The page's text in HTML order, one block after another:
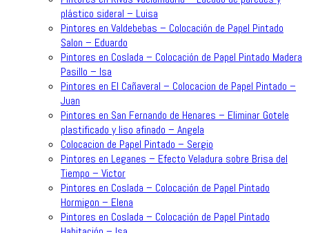
plástico sideral – Luisa
Pintores en Valdebebas – Colocación de Papel Pintado
Salon – Eduardo
Pintores en Coslada – Colocación de Papel Pintado Madera
Pasillo – Isa
Pintores en El Cañaveral – Colocacion de Papel Pintado –
Juan
Pintores en San Fernando de Henares – Eliminar Gotele
plastificado y liso afinado – Angela
Colocacion de Papel Pintado – Sergio
Pintores en Leganes – Efecto Veladura sobre Brisa del
Tiempo – Victor
Pintores en Coslada – Colocación de Papel Pintado
Hormigon – Elena
Pintores en Coslada – Colocación de Papel Pintado